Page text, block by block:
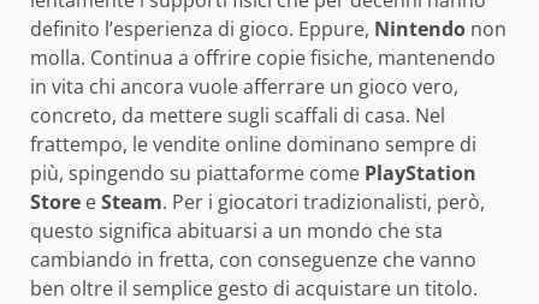
definito l’esperienza di gioco. Eppure, Nintendo non
molla. Continua a offrire copie fisiche, mantenendo
in vita chi ancora vuole afferrare un gioco vero,
concreto, da mettere sugli scaffali di casa. Nel
frattempo, le vendite online dominano sempre di
più, spingendo su piattaforme come PlayStation
Store eSteam. Per i giocatori tradizionalisti, però,
questo significa abituarsi a un mondo che sta
cambiando in fretta, con conseguenze che vanno
ben oltre il semplice gesto di acquistare un titolo.